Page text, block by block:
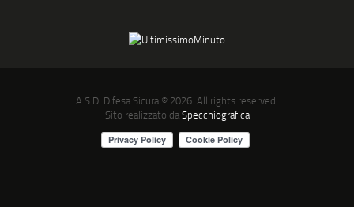
A.S.D. Difesa Sicura © 2026. All rights reserved.
Sito realizzato daSpecchiografica